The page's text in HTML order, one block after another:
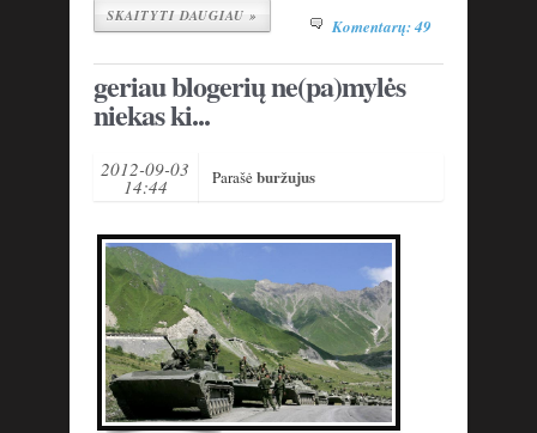
SKAITYTI DAUGIAU » Komentarų: 49
geriau blogerių ne(pa)mylės
niekas ki...
2012-09-03
14:44 Parašėburžujus